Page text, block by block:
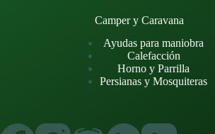
Camper y Caravana
Ayudas para maniobra
Calefacción
Horno y Parrilla
Persianas y Mosquiteras